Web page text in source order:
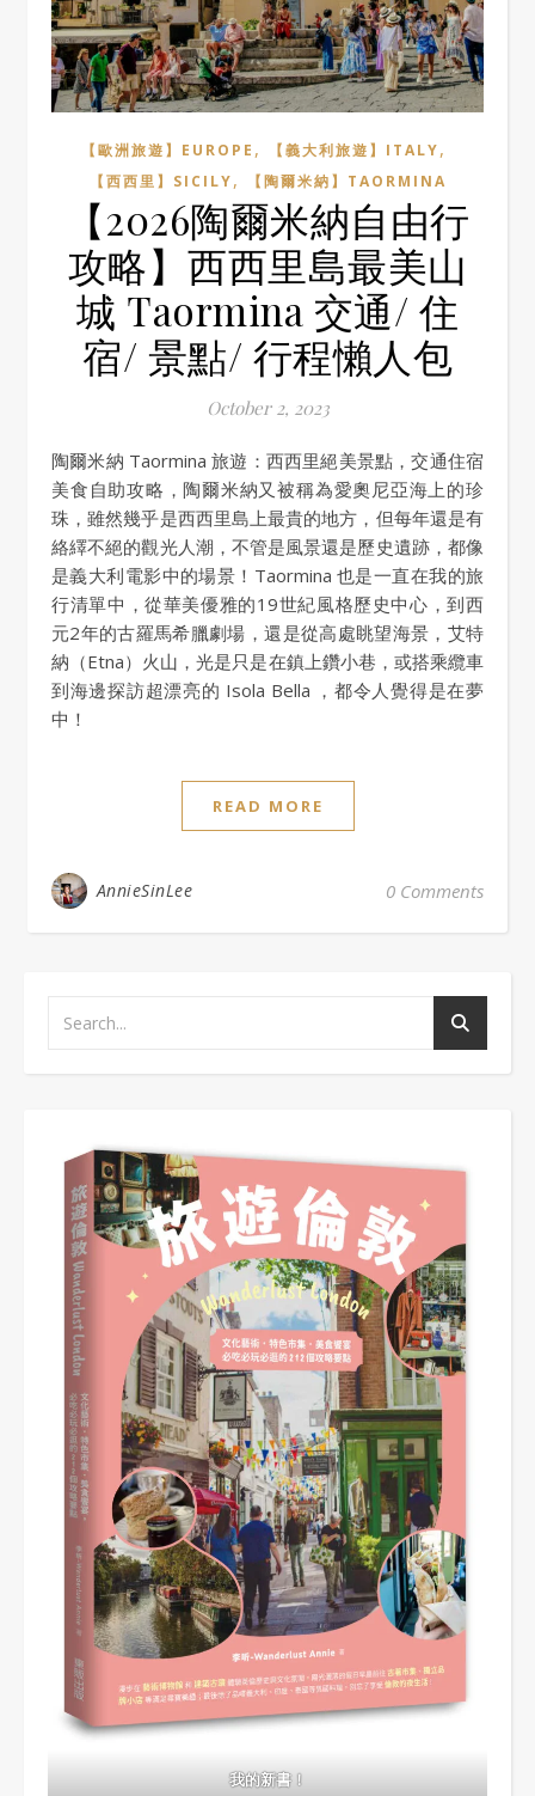
【歐洲旅遊】EUROPE , 【義大利旅遊】ITALY,
【西西里】SICILY, 【陶爾米納】TAORMINA
【2026陶爾米納自由行
攻略】西西里島最美山
城 Taormina 交通/ 住
宿/ 景點/ 行程懶人包
October 2, 2023
陶爾米納 Taormina 旅遊：西西里絕美景點，交通住宿
美食自助攻略，陶爾米納又被稱為愛奧尼亞海上的珍
珠，雖然幾乎是西西里島上最貴的地方，但每年還是有
絡繹不絕的觀光人潮，不管是風景還是歷史遺跡，都像
是義大利電影中的場景！Taormina 也是一直在我的旅
行清單中，從華美優雅的19世紀風格歷史中心，到西
元2年的古羅馬希臘劇場，還是從高處眺望海景，艾特
納（Etna）火山，光是只是在鎮上鑽小巷，或搭乘纜車
到海邊探訪超漂亮的 Isola Bella ，都令人覺得是在夢
中！
READ MORE
AnnieSinLee 0 Comments
我的新書！